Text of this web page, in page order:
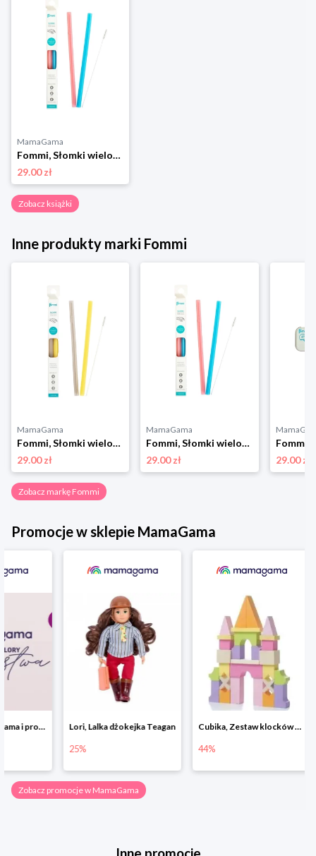
MamaGama
Fommi, Słomki wielorazowe pink/blue 2szt.
29.00 zł
Zobacz książki
Inne produkty marki Fommi
MamaGama
Fommi, Słomki wielorazowe grey/yellow 2szt.
29.00 zł
MamaGama
Fommi, Słomki wielorazowe pink/blue 2szt.
29.00 zł
29.00 zł
Zobacz markę Fommi
Promocje w sklepie MamaGama
Lori, Lalka dżokejka Teagan Cubika, Zestaw klocków drewnianych 28 elem.
Zobacz promocje w MamaGama